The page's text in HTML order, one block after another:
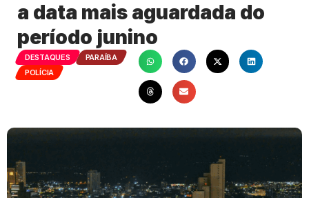
a data mais aguardada do
período junino
DESTAQUES
PARAÍBA
POLÍCIA